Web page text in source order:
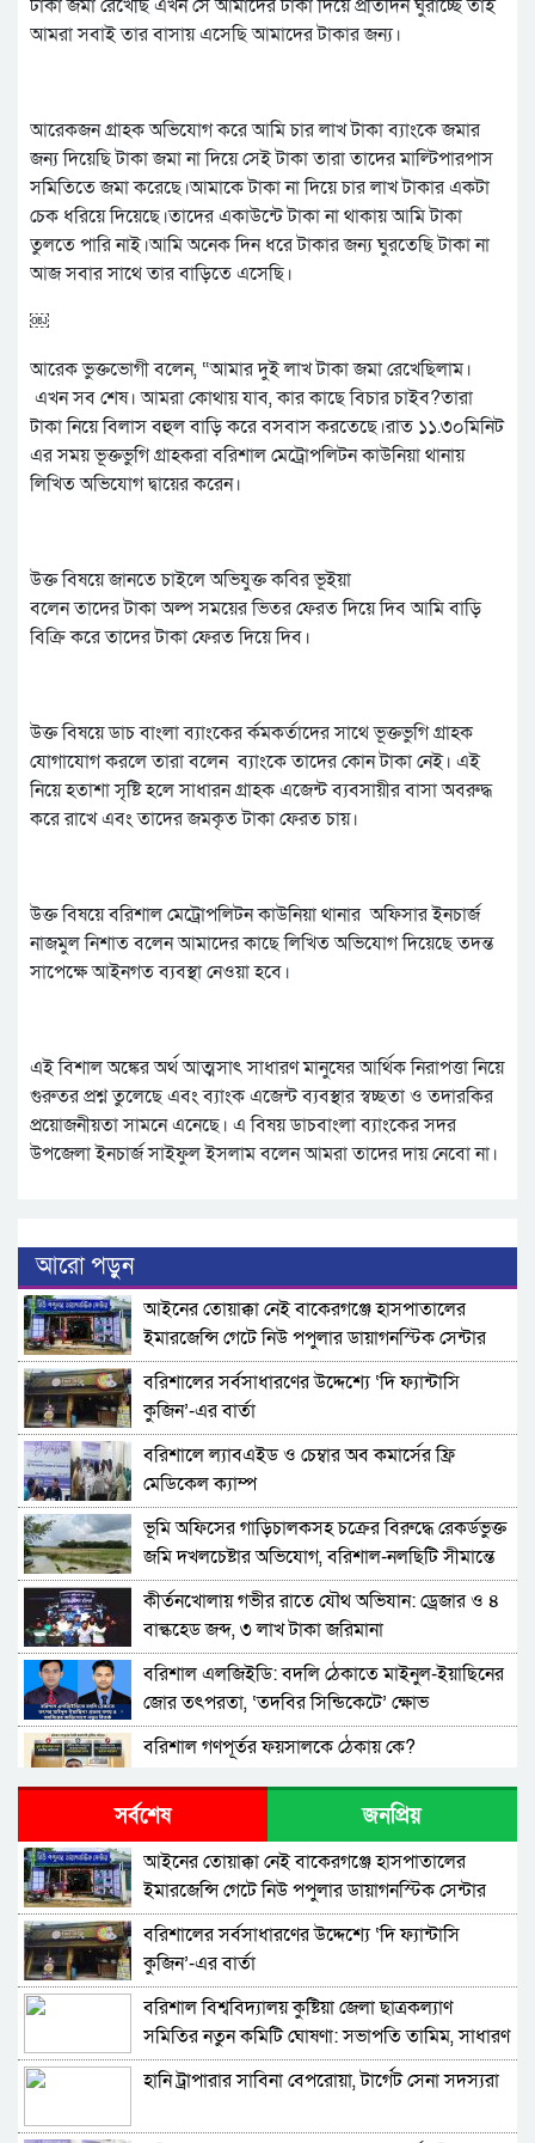
টাকা জমা রেখেছি এখন সে আমাদের টাকা দিয়ে প্রতিদিন ঘুরাচ্ছে তাই
আমরা সবাই তার বাসায় এসেছি আমাদের টাকার জন্য।
আরেকজন গ্রাহক অভিযোগ করে আমি চার লাখ টাকা ব্যাংকে জমার
জন্য দিয়েছি টাকা জমা না দিয়ে সেই টাকা তারা তাদের মাল্টিপারপাস
সমিতিতে জমা করেছে।আমাকে টাকা না দিয়ে চার লাখ টাকার একটা
চেক ধরিয়ে দিয়েছে।তাদের একাউন্টে টাকা না থাকায় আমি টাকা
তুলতে পারি নাই।আমি অনেক দিন ধরে টাকার জন্য ঘুরতেছি টাকা না
আজ সবার সাথে তার বাড়িতে এসেছি।
￼
আরেক ভুক্তভোগী বলেন, “আমার দুই লাখ টাকা জমা রেখেছিলাম।
এখন সব শেষ। আমরা কোথায় যাব, কার কাছে বিচার চাইব?তারা
টাকা নিয়ে বিলাস বহুল বাড়ি করে বসবাস করতেছে।রাত ১১.৩০মিনিট
এর সময় ভূক্তভুগি গ্রাহকরা বরিশাল মেট্রোপলিটন কাউনিয়া থানায়
লিখিত অভিযোগ দ্বায়ের করেন।
উক্ত বিষয়ে জানতে চাইলে অভিযুক্ত কবির ভূইয়া
বলেন তাদের টাকা অল্প সময়ের ভিতর ফেরত দিয়ে দিব আমি বাড়ি
বিক্রি করে তাদের টাকা ফেরত দিয়ে দিব।
উক্ত বিষয়ে ডাচ বাংলা ব্যাংকের র্কমকর্তাদের সাথে ভূক্তভুগি গ্রাহক
যোগাযোগ করলে তারা বলেন ব্যাংকে তাদের কোন টাকা নেই। এই
নিয়ে হতাশা সৃষ্টি হলে সাধারন গ্রাহক এজেন্ট ব্যবসায়ীর বাসা অবরুদ্ধ
করে রাখে এবং তাদের জমকৃত টাকা ফেরত চায়।
উক্ত বিষয়ে বরিশাল মেট্রোপলিটন কাউনিয়া থানার অফিসার ইনচার্জ
নাজমুল নিশাত বলেন আমাদের কাছে লিখিত অভিযোগ দিয়েছে তদন্ত
সাপেক্ষে আইনগত ব্যবস্থা নেওয়া হবে।
এই বিশাল অঙ্কের অর্থ আত্মসাৎ সাধারণ মানুষের আর্থিক নিরাপত্তা নিয়ে
গুরুতর প্রশ্ন তুলেছে এবং ব্যাংক এজেন্ট ব্যবস্থার স্বচ্ছতা ও তদারকির
প্রয়োজনীয়তা সামনে এনেছে। এ বিষয় ডাচবাংলা ব্যাংকের সদর
উপজেলা ইনচার্জ সাইফুল ইসলাম বলেন আমরা তাদের দায় নেবো না।
আরো পড়ুন
​আইনের তোয়াক্কা নেই বাকেরগঞ্জে হাসপাতালের
ইমারজেন্সি গেটে নিউ পপুলার ডায়াগনস্টিক সেন্টার
বরিশালের সর্বসাধারণের উদ্দেশ্যে ‘দি ফ্যান্টাসি
কুজিন’-এর বার্তা
বরিশালে ল্যাবএইড ও চেম্বার অব কমার্সের ফ্রি
মেডিকেল ক্যাম্প
‎ভূমি অফিসের গাড়িচালকসহ চক্রের বিরুদ্ধে রেকর্ডভুক্ত
জমি দখলচেষ্টার অভিযোগ, বরিশাল-নলছিটি সীমান্তে
চাঞ্চল্য
কীর্তনখোলায় গভীর রাতে যৌথ অভিযান: ড্রেজার ও ৪
বাল্কহেড জব্দ, ৩ লাখ টাকা জরিমানা
বরিশাল এলজিইডি: বদলি ঠেকাতে মাইনুল-ইয়াছিনের
জোর তৎপরতা, ‘তদবির সিন্ডিকেটে’ ক্ষোভ
বরিশাল গণপূর্তর ফয়সালকে ঠেকায় কে?
বরিশালে শিক্ষকদের কোচিং বাণিজ্য: সংকটে প্রাথমিক
শিক্ষা
উত্তর আমানতগঞ্জ সিকদার পাড়া জামে মসজিদের
পূর্ণাঙ্গ কমিটি গঠন
বরিশাল এয়ারপোর্ট থানার পৃথক অভিযানে ইয়াবাসহ
দুই মাদক ব্যবসায়ী আটক ​
বরিশালে অর্ধ কোটি টাকা আত্মসাতের অভিযোগ,
প্রতারণার শিকার লিজা সিদ্দিক দম্পতি
সর্বশেষ জনপ্রিয়
​আইনের তোয়াক্কা নেই বাকেরগঞ্জে হাসপাতালের
ইমারজেন্সি গেটে নিউ পপুলার ডায়াগনস্টিক সেন্টার
বরিশালের সর্বসাধারণের উদ্দেশ্যে ‘দি ফ্যান্টাসি
কুজিন’-এর বার্তা
বরিশাল বিশ্ববিদ্যালয় কুষ্টিয়া জেলা ছাত্রকল্যাণ
সমিতির নতুন কমিটি ঘোষণা: সভাপতি তামিম, সাধারণ
সম্পাদক রিহাম
হানি ট্রাপারার সাবিনা বেপরোয়া, টার্গেট সেনা সদস্যরা